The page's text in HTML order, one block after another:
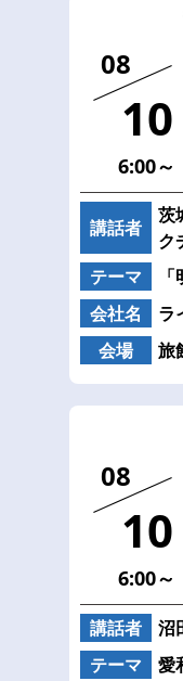
08
10
6:00～
講話者
茨
ク
テーマ
会社名
ラ
会場
旅
08
10
6:00～
講話者
沼
テーマ
愛